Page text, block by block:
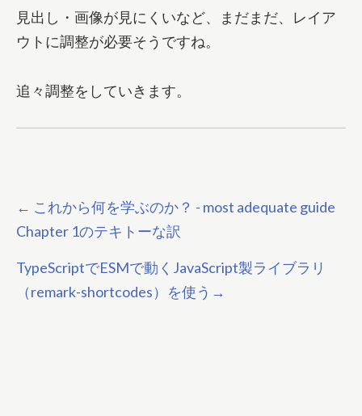
見出し・画像が見にくいなど、まだまだ、レイア
ウトに調整が必要そうですね。
追々調整をしていきます。
← これから何を学ぶのか？ - most adequate guide
Chapter 1のテキトーな訳
TypeScriptでESMで動くJavaScript製ライブラリ
（remark-shortcodes）を使う →